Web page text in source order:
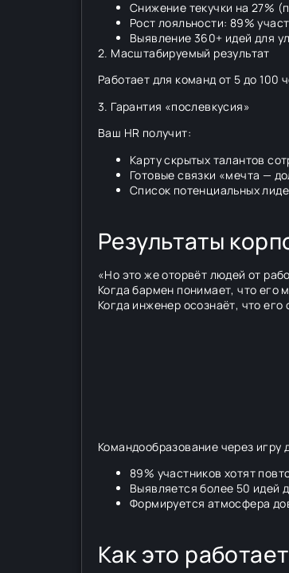
Снижение текучки на 27%
Рост лояльности: 89%
Выявление 360+ идей для
2. Масштабируемый результат
Работает для команд от 5 до
3. Гарантия «послевкусия»
Ваш HR получит:
Карту скрытых талантов
Готовые связки «мечта —
Список потенциальных
Результаты
«Но это же оторвёт людей от
Когда бармен понимает, что его
Когда инженер осознаёт, что
Командообразование через
89% участников хотят
Выявляется более 50 идей
Формируется атмосфера
Как это